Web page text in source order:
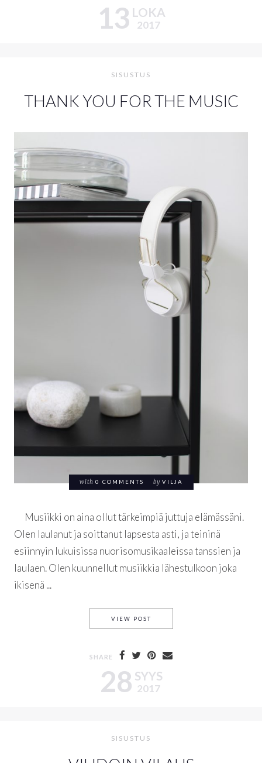
13 LOKA
2017
SISUSTUS
THANK YOU FOR THE MUSIC
with 0 COMMENTS by VILJA
Musiikki on aina ollut tärkeimpiä juttuja elämässäni.
Olen laulanut ja soittanut lapsesta asti, ja teininä
esiinnyin lukuisissa nuorisomusikaaleissa tanssien ja
laulaen. Olen kuunnellut musiikkia lähestulkoon joka
ikisenä ...
28 SYYS
2017
VIEW POSTTHANK YOU FOR THE MUSIC
SHARE
SISUSTUS